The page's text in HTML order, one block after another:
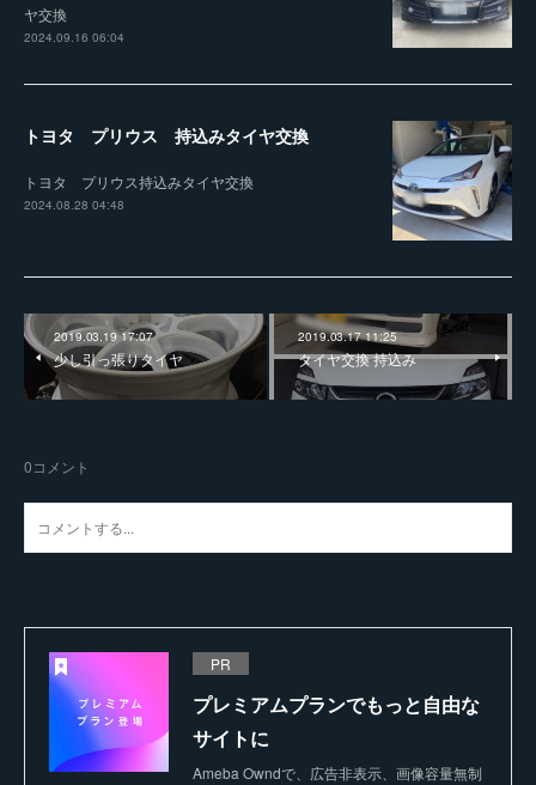
ヤ交換
2024.09.16 06:04
トヨタ プリウス 持込みタイヤ交換
トヨタ プリウス持込みタイヤ交換
2024.08.28 04:48
2019.03.19 17:07
少し引っ張りタイヤ
2019.03.17 11:25
タイヤ交換 持込み
0コメント
PR
プレミアムプランでもっと自由な
サイトに
Ameba Owndで、広告非表示、画像容量無制